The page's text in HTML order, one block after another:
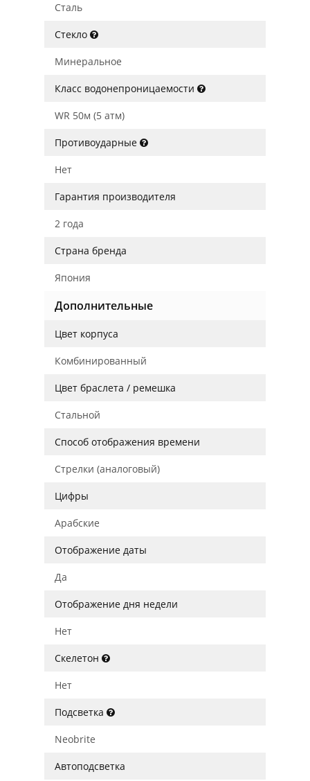
Сталь
Стекло
Минеральное
Класс водонепроницаемости
WR 50м (5 атм)
Противоударные
Нет
Гарантия производителя
2 года
Страна бренда
Япония
Дополнительные
Цвет корпуса
Комбинированный
Цвет браслета / ремешка
Стальной
Способ отображения времени
Стрелки (аналоговый)
Цифры
Арабские
Отображение даты
Да
Отображение дня недели
Нет
Скелетон
Нет
Подсветка
Neobrite
Автоподсветка